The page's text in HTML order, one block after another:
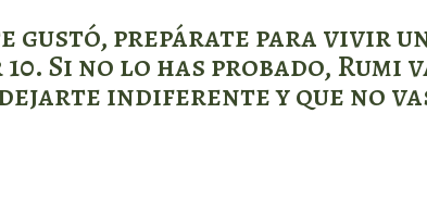
gustó, prepárate para vivir
Si no lo has probado, Rumi
indiferente y que no